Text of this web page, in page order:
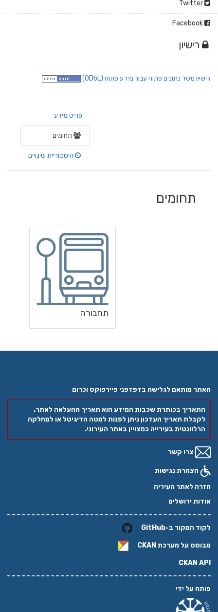
רישיון
רישיון מסד נתונים פתוח עבור מידע פתוח (ODbL)
פריט מידע
תחומים
היסטוריית שינויים
תחומים
תחבורה
האתר מותאם לגלישה בדפדפני פיירפוקס וכרום
התאריך בכותרת שכבות המידע הוא תאריך ההעלאה לאתר.
לקבלת תאריך העדכון ניתן לפנות למטה הדיגיטל או למחלקה
הרלוונטית בעירייה כמצויין באתר העירוני.
צרו קשר
הצהרת נגישות
חזרה לאתר העיריה
אודות ירושלים
לקוד המקור ב-GitHub
מבוסס על מערכת CKAN
CKAN API
פותח על ידי